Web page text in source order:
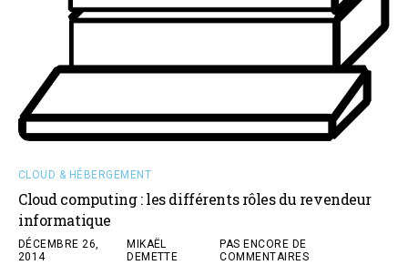
CLOUD & HÉBERGEMENT
Cloud computing : les différents rôles du revendeur
informatique
DÉCEMBRE 26,
2014
MIKAËL
DEMETTE
PAS ENCORE DE
COMMENTAIRES